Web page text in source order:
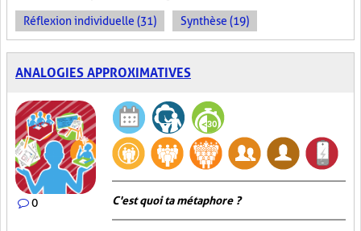
Réflexion individuelle (31) Synthèse (19)
ANALOGIES APPROXIMATIVES
0 C'est quoi ta métaphore ?